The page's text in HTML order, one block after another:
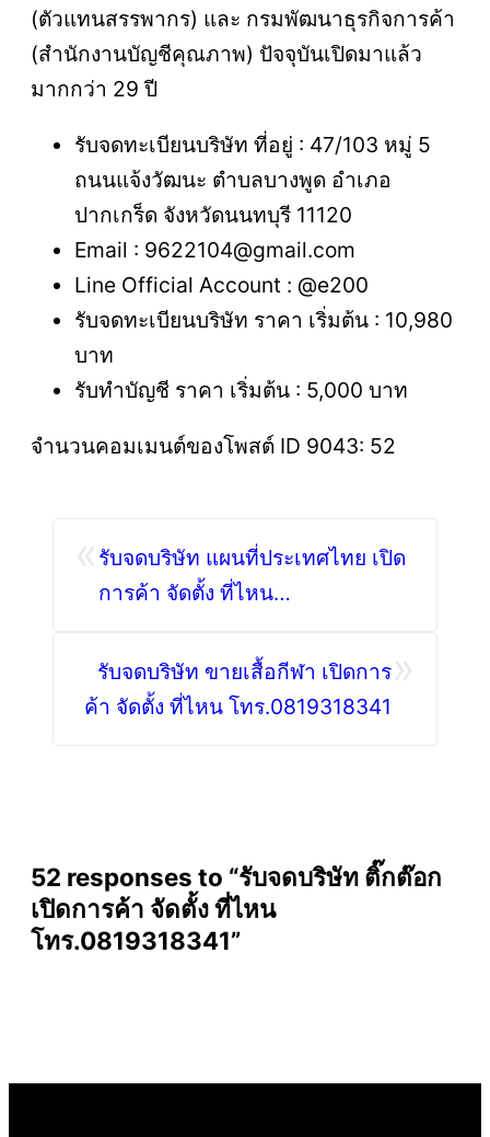
(ตัวแทนสรรพากร) และ กรมพัฒนาธุรกิจการค้า
(สำนักงานบัญชีคุณภาพ) ปัจจุบันเปิดมาแล้ว
มากกว่า 29 ปี
รับจดทะเบียนบริษัท ที่อยู่ : 47/103 หมู่ 5
ถนนแจ้งวัฒนะ ตำบลบางพูด อำเภอ
ปากเกร็ด จังหวัดนนทบุรี 11120
Email : 9622104@gmail.com
Line Official Account : @e200
รับจดทะเบียนบริษัท ราคา เริ่มต้น : 10,980
บาท
รับทำบัญชี ราคา เริ่มต้น : 5,000 บาท
จำนวนคอมเมนต์ของโพสต์ ID 9043: 52
รับจดบริษัท แผนที่ประเทศไทย เปิด
การค้า จัดตั้ง ที่ไหน
รับจดบริษัท ขายเสื้อกีฬา เปิดการ
ค้า จัดตั้ง ที่ไหน โทร.0819318341
52 responses to “รับจดบริษัท ติ๊กต๊อก
เปิดการค้า จัดตั้ง ที่ไหน
โทร.0819318341”